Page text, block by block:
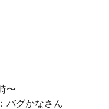
〜
バグかなさん